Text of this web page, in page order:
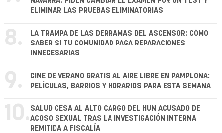
ELIMINAR LAS PRUEBAS ELIMINATORIAS
8.
LA TRAMPA DE LAS DERRAMAS DEL ASCENSOR: CÓMO
SABER SI TU COMUNIDAD PAGA REPARACIONES
INNECESARIAS
9.
CINE DE VERANO GRATIS AL AIRE LIBRE EN PAMPLONA:
PELÍCULAS, BARRIOS Y HORARIOS PARA ESTA SEMANA
10. SALUD CESA AL ALTO CARGO DEL HUN ACUSADO DE
ACOSO SEXUAL TRAS LA INVESTIGACIÓN INTERNA
REMITIDA A FISCALÍA